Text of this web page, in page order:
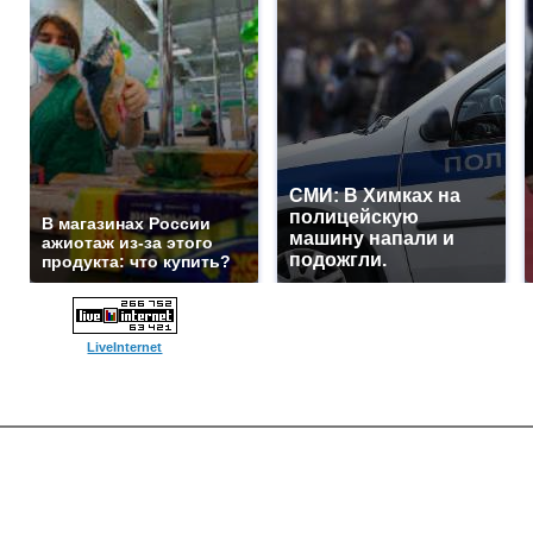
В магазинах России
ажиотаж из-за этого
продукта: что купить?
СМИ: В Химках на
полицейскую
машину напали и
подожгли.
LiveInternet